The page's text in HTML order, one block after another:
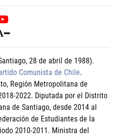
28 de abril de 1988).
Comunista de Chile.
Región Metropolitana de
2022. Diputada por el Distrito
de Santiago, desde 2014 al
de Estudiantes de la
2010-2011. Ministra del